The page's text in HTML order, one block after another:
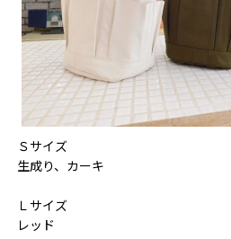
Ｓサイズ
生成り、カーキ
Ｌサイズ
レッド